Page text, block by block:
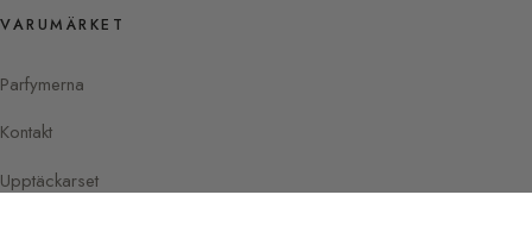
VARUMÄRKET
Parfymerna
Kontakt
Upptäckarset